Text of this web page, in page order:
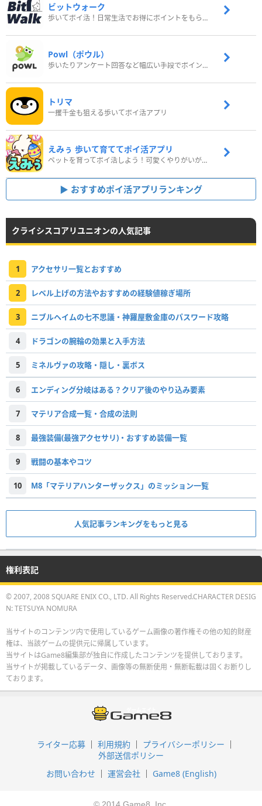
ビットウォーク
歩いてポイ活！日常生活でお得にポイントをもらおう
Powl（ポウル）
歩いたりアンケート回答など幅広い手段でポイントをゲット
トリマ
一攫千金も狙える歩いてポイ活アプリ
えみぅ 歩いて育ててポイ活アプリ
ペットを育ってポイ活しよう！可愛くやりがいがある新感覚アプリ
おすすめポイ活アプリランキング
クライシスコアリユニオンの人気記事
1 アクセサリ一覧とおすすめ
2 レベル上げの方法やおすすめの経験値稼ぎ場所
3 ニブルヘイムの七不思議・神羅屋敷金庫のパスワード攻略
4 ドラゴンの腕輪の効果と入手方法
5 ミネルヴァの攻略・隠し・裏ボス
6 エンディング分岐はある？クリア後のやり込み要素
7 マテリア合成一覧・合成の法則
8 最強装備(最強アクセサリ)・おすすめ装備一覧
9 戦闘の基本やコツ
10 M8「マテリアハンターザックス」のミッション一覧
人気記事ランキングをもっと見る
権利表記
© 2007, 2008 SQUARE ENIX CO., LTD. All Rights Reserved.CHARACTER DESIG
N: TETSUYA NOMURA
当サイトのコンテンツ内で使用しているゲーム画像の著作権その他の知的財産
権は、当該ゲームの提供元に帰属しています。
当サイトはGame8編集部が独自に作成したコンテンツを提供しております。
当サイトが掲載しているデータ、画像等の無断使用・無断転載は固くお断りし
ております。
ライター応募 利用規約
プライバシーポリシー
外部送信ポリシー
お問い合わせ
運営会社 Game8 (English)